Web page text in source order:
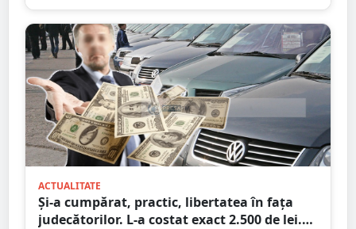
ACTUALITATE
Și-a cumpărat, practic, libertatea în fața
judecătorilor. L-a costat exact 2.500 de lei.